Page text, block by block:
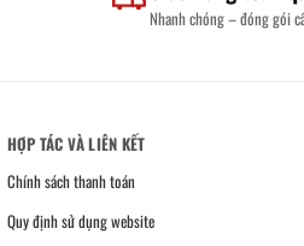
Nhanh chóng – đóng gói
HỢP TÁC VÀ LIÊN KẾT
Chính sách thanh toán
Quy định sử dụng website